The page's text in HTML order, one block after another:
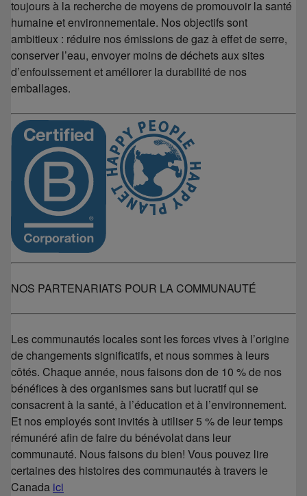
toujours à la recherche de moyens de promouvoir la santé
humaine et environnementale. Nos objectifs sont
ambitieux : réduire nos émissions de gaz à effet de serre,
conserver l’eau, envoyer moins de déchets aux sites
d’enfouissement et améliorer la durabilité de nos
emballages.
NOS PARTENARIATS POUR LA COMMUNAUTÉ
Les communautés locales sont les forces vives à l’origine
de changements significatifs, et nous sommes à leurs
côtés. Chaque année, nous faisons don de 10 % de nos
bénéfices à des organismes sans but lucratif qui se
consacrent à la santé, à l’éducation et à l’environnement.
Et nos employés sont invités à utiliser 5 % de leur temps
rémunéré afin de faire du bénévolat dans leur
communauté. Nous faisons du bien! Vous pouvez lire
certaines des histoires des communautés à travers le
Canada ici